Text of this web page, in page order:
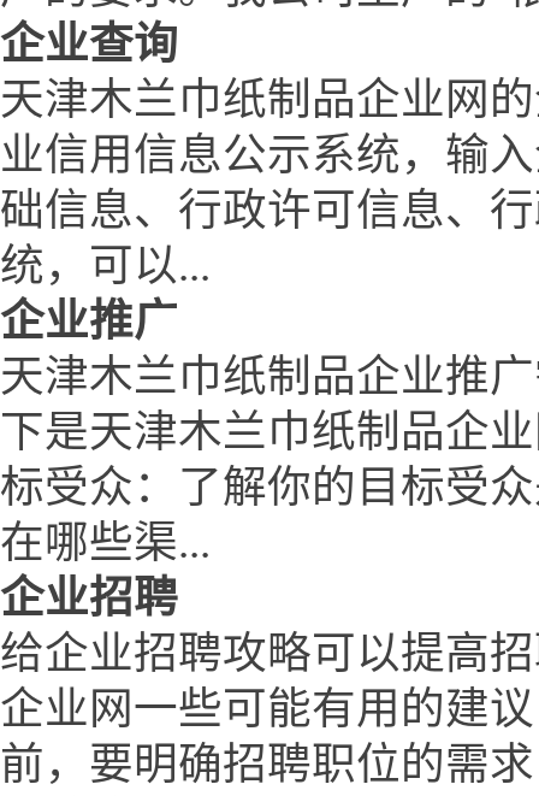
企业查询
天津木兰巾纸制品企业网
业信用信息公示系统，输
础信息、行政许可信息、
统，可以...
企业推广
天津木兰巾纸制品企业推
下是天津木兰巾纸制品企
标受众：了解你的目标受
在哪些渠...
企业招聘
给企业招聘攻略可以提高
企业网一些可能有用的建
前，要明确招聘职位的需